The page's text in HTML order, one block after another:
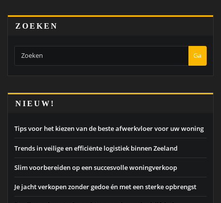
ZOEKEN
Ga
NIEUW!
Tips voor het kiezen van de beste afwerkvloer voor uw woning
Trends in veilige en efficiënte logistiek binnen Zeeland
Slim voorbereiden op een succesvolle woningverkoop
Je jacht verkopen zonder gedoe én met een sterke opbrengst